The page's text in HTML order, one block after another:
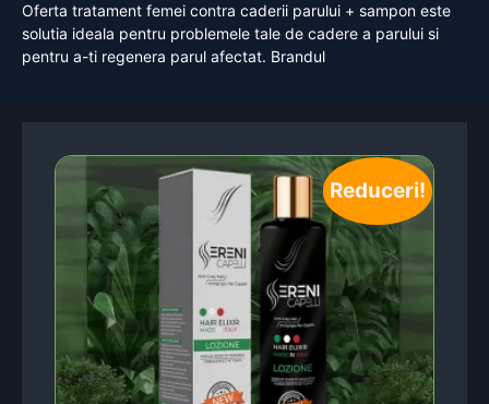
Oferta tratament femei contra caderii parului + sampon este
solutia ideala pentru problemele tale de cadere a parului si
pentru a-ti regenera parul afectat. Brandul
Reduceri!